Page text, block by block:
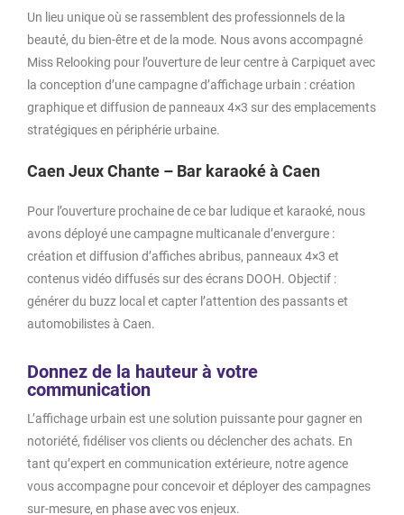
Un lieu unique où se rassemblent des professionnels de la
beauté, du bien-être et de la mode. Nous avons accompagné
Miss Relooking pour l’ouverture de leur centre à Carpiquet avec
la conception d’une campagne d’affichage urbain : création
graphique et diffusion de panneaux 4×3 sur des emplacements
stratégiques en périphérie urbaine.
Caen Jeux Chante – Bar karaoké à Caen
Pour l’ouverture prochaine de ce bar ludique et karaoké, nous
avons déployé une campagne multicanale d’envergure :
création et diffusion d’affiches abribus, panneaux 4×3 et
contenus vidéo diffusés sur des écrans DOOH. Objectif :
générer du buzz local et capter l’attention des passants et
automobilistes à Caen.
Donnez de la hauteur à votre
communication
L’affichage urbain est une solution puissante pour gagner en
notoriété, fidéliser vos clients ou déclencher des achats. En
tant qu’expert en communication extérieure, notre agence
vous accompagne pour concevoir et déployer des campagnes
sur-mesure, en phase avec vos enjeux.